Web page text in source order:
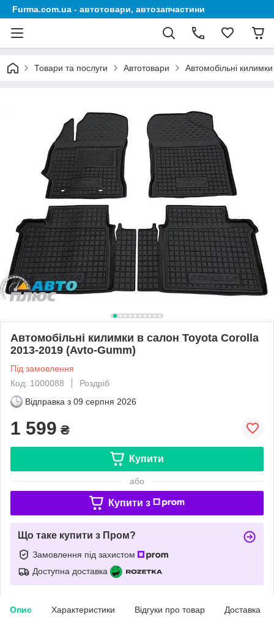
Furma.com.ua - автотовари, автозапчастини
Товари та послуги Автотовари Автомобільні килимки
Автомобільні килимки в салон Toyota Corolla
2013-2019 (Avto-Gumm)
Під замовлення
Код: 1000088
Роздріб
Відправка з 09 серпня 2026
1 599 ₴
Купити
або
Купити з
Що таке купити з Пром?
Замовлення під захистом
Доступна доставка
Опис Характеристики Відгуки про товар Доставка